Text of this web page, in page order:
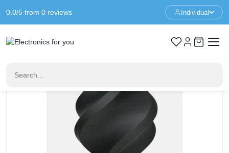
0.0/5 from 0 reviews Individual
Home 3D Printer Filament Bambu Lab ABS-GF - Zwart - 1KG